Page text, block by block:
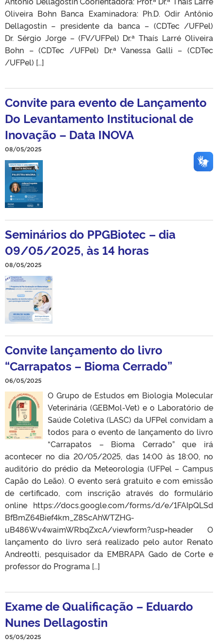
Oliveira Bohn Banca Examinadora: Ph.D. Odir Antônio
Dellagostin – presidente da banca – (CDTec /UFPel)
Dr. Sérgio Jorge – (FV/UFPel) Dr.ª Thaís Larré Oliveira
Bohn – (CDTec /UFPel) Dr.ª Vanessa Galli – (CDTec
/UFPel) […]
Convite para evento de Lançamento
Do Levantamento Institucional de
Inovação – Data INOVA
08/05/2025
Seminários do PPGBiotec – dia
09/05/2025, às 14 horas
08/05/2025
Convite lançamento do livro
“Carrapatos – Bioma Cerrado”
06/05/2025
O Grupo de Estudos em Biologia Molecular
Veterinária (GEBMol-Vet) e o Laboratório de
Saúde Coletiva (LASC) da UFPel convidam a
todos para o evento de lançamento do livro
“Carrapatos – Bioma Cerrado” que irá
acontecer no dia 20/05/2025, das 14:00 às 18:00, no
auditório do prédio da Meteorologia (UFPel – Campus
Capão do Leão). O evento será gratuito e com emissão
de certificado, com inscrição através do formulário
online https://docs.google.com/forms/d/e/1FAIpQLSd
BfBmZ64Bief4km_Z8ScAhWTZHG-
uB486Wv4waimWRbqZxcA/viewform?usp=header O
lançamento do livro será realizado pelo autor Renato
Andreotti, pesquisador da EMBRAPA Gado de Corte e
professor do Programa […]
Exame de Qualificação – Eduardo
Nunes Dellagostin
05/05/2025